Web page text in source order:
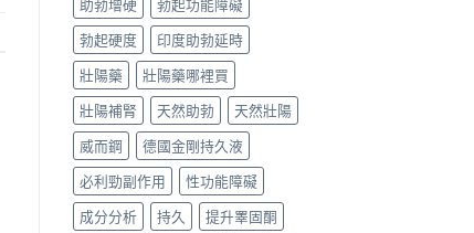
助勃增硬
勃起功能障礙
勃起硬度
印度助勃延時
壯陽藥
壯陽藥哪裡買
壯陽補腎
天然助勃
天然壯陽
威而鋼
德國金剛持久液
必利勁副作用
性功能障礙
成分分析
持久
提升睪固酮